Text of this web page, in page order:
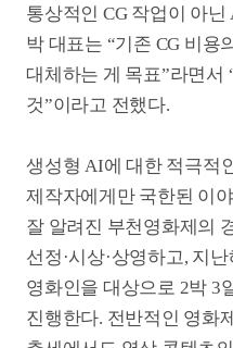
지식재산권(IP)을 10년간 사
나문희를 AI 캐릭터
<나야, 문희
생성형AI AI영화제작